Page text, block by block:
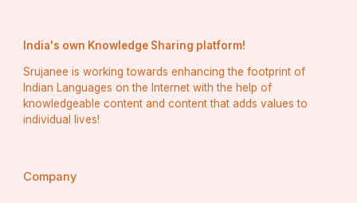
क्रमशः ... आगे है...
India's own Knowledge Sharing platform!
Srujanee is working towards enhancing the footprint of
Indian Languages on the Internet with the help of
knowledgeable content and content that adds values to
individual lives!
Company